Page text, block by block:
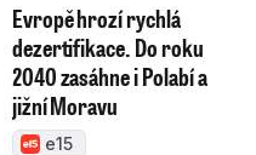
Evropě hrozí rychlá
dezertifikace. Do roku
2040 zasáhne i Polabí a
jižní Moravu
e15